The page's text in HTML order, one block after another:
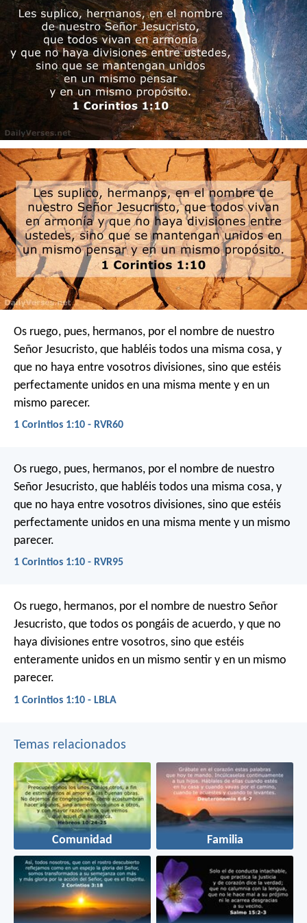
Os ruego, pues, hermanos, por el nombre de nuestro
Señor Jesucristo, que habléis todos una misma cosa, y
que no haya entre vosotros divisiones, sino que estéis
perfectamente unidos en una misma mente y en un
mismo parecer.
1 Corintios 1:10 - RVR60
Os ruego, pues, hermanos, por el nombre de nuestro
Señor Jesucristo, que habléis todos una misma cosa, y
que no haya entre vosotros divisiones, sino que estéis
perfectamente unidos en una misma mente y un mismo
parecer.
1 Corintios 1:10 - RVR95
Os ruego, hermanos, por el nombre de nuestro Señor
Jesucristo, que todos os pongáis de acuerdo, y que no
haya divisiones entre vosotros, sino que estéis
enteramente unidos en un mismo sentir y en un mismo
parecer.
1 Corintios 1:10 - LBLA
Temas relacionados
Comunidad Familia